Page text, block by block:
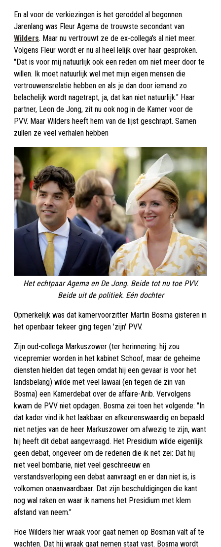
En al voor de verkiezingen is het geroddel al begonnen.
Jarenlang was Fleur Agema de trouwste secondant van
Wilders. Maar nu vertrouwt ze de ex-collega's al niet meer.
Volgens Fleur wordt er nu al heel lelijk over haar gesproken.
"Dat is voor mij natuurlijk ook een reden om niet meer door te
willen. Ik moet natuurlijk wel met mijn eigen mensen die
vertrouwensrelatie hebben en als je dan door iemand zo
belachelijk wordt nagetrapt, ja, dat kan niet natuurlijk." Haar
partner, Leon de Jong, zit nu ook nog in de Kamer voor de
PVV. Maar Wilders heeft hem van de lijst geschrapt. Samen
zullen ze veel verhalen hebben
Het echtpaar Agema en De Jong. Beide tot nu toe PVV.
Beide uit de politiek. Eén dochter
Opmerkelijk was dat kamervoorzitter Martin Bosma gisteren in
het openbaar tekeer ging tegen 'zijn' PVV.
Zijn oud-collega Markuszower (ter herinnering: hij zou
vicepremier worden in het kabinet Schoof, maar de geheime
diensten hielden dat tegen omdat hij een gevaar is voor het
landsbelang) wilde met veel lawaai (en tegen de zin van
Bosma) een Kamerdebat over de affaire-Arib. Vervolgens
kwam de PVV niet opdagen. Bosma zei toen het volgende: "In
dat kader vind ik het laakbaar en afkeurenswaardig en bepaald
niet netjes van de heer Markuszower om afwezig te zijn, want
hij heeft dit debat aangevraagd. Het Presidium wilde eigenlijk
geen debat, ongeveer om de redenen die ik net zei: Dat hij
niet veel bombarie, niet veel geschreeuw en
verstandsverloping een debat aanvraagt en er dan niet is, is
volkomen onaanvaardbaar. Dat zijn beschuldigingen die kant
nog wal raken en waar ik namens het Presidium met klem
afstand van neem."
Hoe Wilders hier wraak voor gaat nemen op Bosman valt af te
wachten. Dat hij wraak gaat nemen staat vast. Bosma wordt